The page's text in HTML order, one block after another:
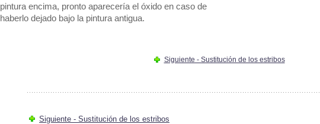
pintura encima, pronto aparecería el óxido en caso de
haberlo dejado bajo la pintura antigua.
Siguiente - Sustitución de los estribos
Siguiente - Sustitución de los estribos